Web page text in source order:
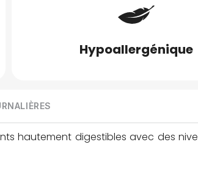
Hypoallergénique
hautement digestibles avec des